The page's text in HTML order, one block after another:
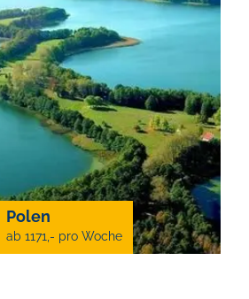
Polen
ab 1171,- pro Woche